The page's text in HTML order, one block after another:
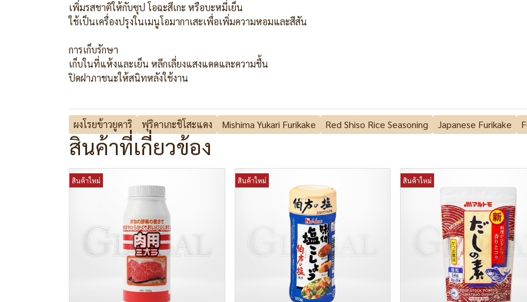
เพิ่มรสชาติให้กับซุป โอฉะสึเกะ หรือบะหมี่เย็น
ใช้เป็นเครื่องปรุงในเมนูโอมากาเสะเพื่อเพิ่มความหอมและสีสัน
การเก็บรักษา
เก็บในที่แห้งและเย็น หลีกเลี่ยงแสงแดดและความชื้น
ปิดฝาภาชนะให้สนิทหลังใช้งาน
ผงโรยข้าวยูคาริ ฟุริคาเกะชิโสะแดง Mishima Yukari Furikake Red Shiso Rice Seasoning Japanese Furikake
สินค้าที่เกี่ยวข้อง
สินค้าใหม่ สินค้าใหม่ สินค้าใหม่